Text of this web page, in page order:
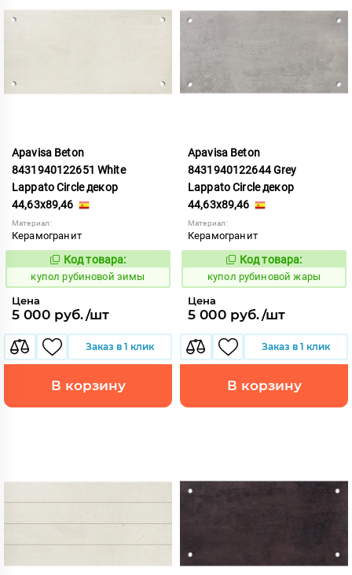
Apavisa Beton
8431940122651 White
Lappato Circle декор
44,63x89,46
Материал:
Керамогранит
853657
Код товара:
купол рубиновой зимы
Цена
5 000 руб./шт
Заказ в 1 клик
В корзину
Apavisa Beton
8431940122644 Grey
Lappato Circle декор
44,63x89,46
Материал:
Керамогранит
853650
Код товара:
купол рубиновой жары
Цена
5 000 руб./шт
Заказ в 1 клик
В корзину